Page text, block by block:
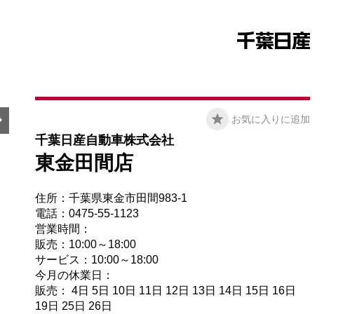
お気に入りに追加
千葉日産自動車株式会社
東金田間店
住所：千葉県東金市田間983-1
電話：0475-55-1123
営業時間：
販売：10:00～18:00
サービス：10:00～18:00
今月の休業日：
販売： 4日 5日 10日 11日 12日 13日 14日 15日 16日
19日 25日 26日